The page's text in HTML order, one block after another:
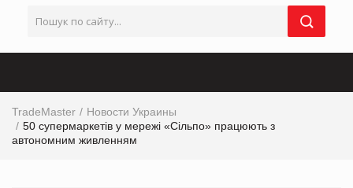
TradeMaster
Новости Украины
50 супермаркетів у мережі «Сільпо» працюють з
автономним живленням